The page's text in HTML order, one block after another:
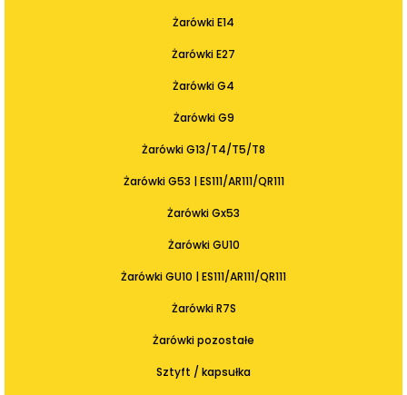
Żarówki E14
Żarówki E27
Żarówki G4
Żarówki G9
Żarówki G13/T4/T5/T8
Żarówki G53 | ES111/AR111/QR111
Żarówki Gx53
Żarówki GU10
Żarówki GU10 | ES111/AR111/QR111
Żarówki R7S
Żarówki pozostałe
Sztyft / kapsułka